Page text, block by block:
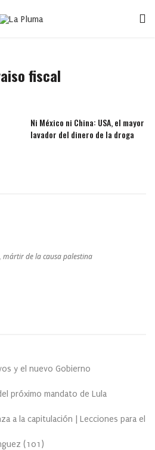
fiscal
Ni México ni China: USA, el mayor
lavador del dinero de la droga
mártir de la causa palestina
y el nuevo Gobierno
próximo mandato de Lula
a la capitulación | Lecciones para el
(101 )